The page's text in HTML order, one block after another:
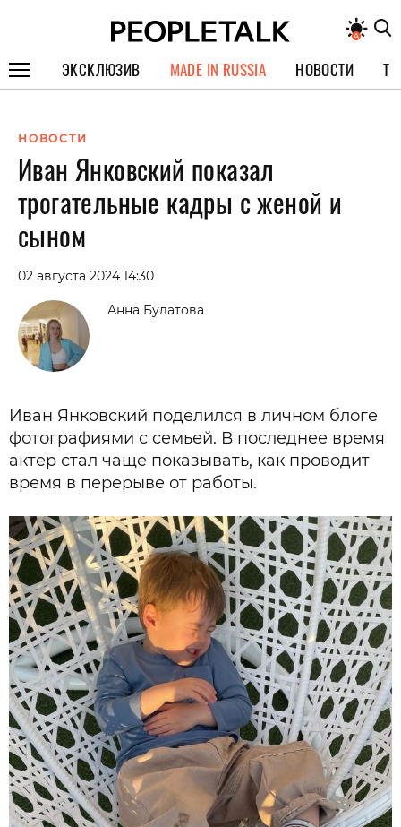
ЭКСКЛЮЗИВ
СПЕЦПРОЕКТЫ
ИНТЕРВЬЮ
ПОКОЛЕНИЕ
MADE IN RUSSIA НОВОСТИ
НОВОСТИ
Иван Янковский показал
трогательные кадры с женой и
сыном
02 августа 2024 14:30
Анна Булатова
Иван Янковский поделился в личном блоге
фотографиями с семьей. В последнее время
актер стал чаще показывать, как проводит
время в перерыве от работы.